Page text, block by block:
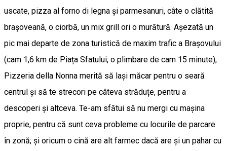
uscate, pizza al forno di legna și parmesanuri, câte o clătită
brașoveană, o ciorbă, un mix grill ori o murătură. Așezată un
pic mai departe de zona turistică de maxim trafic a Brașovului
(cam 1,6 km de Piața Sfatului, o plimbare de cam 15 minute),
Pizzeria della Nonna merită să lași măcar pentru o seară
centrul și să te strecori pe câteva străduțe, pentru a
descoperi și altceva. Te-am sfătui să nu mergi cu mașina
proprie, pentru că sunt ceva probleme cu locurile de parcare
în zonă; și oricum o cină are alt farmec dacă are și un pahar cu